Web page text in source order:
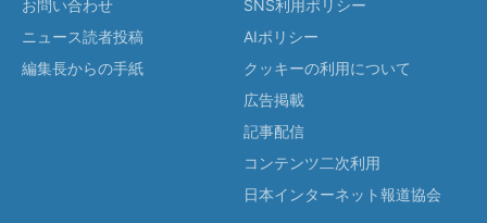
お問い合わせ
ニュース読者投稿
編集長からの手紙
SNS利用ポリシー
AIポリシー
クッキーの利用について
広告掲載
記事配信
コンテンツ二次利用
日本インターネット報道協会